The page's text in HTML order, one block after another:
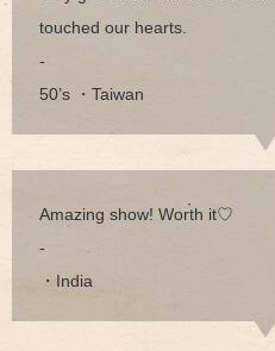
touched our hearts.
-
50’s ・Taiwan
Amazing show! Worth it♡
-
・India